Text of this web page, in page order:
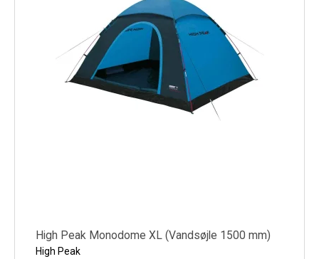
High Peak Monodome XL (Vandsøjle 1500 mm)
High Peak